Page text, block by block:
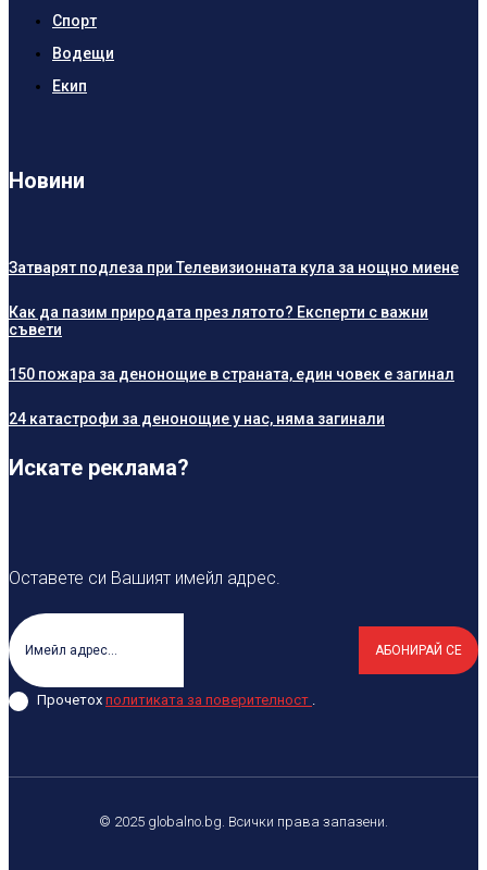
Спорт
Водещи
Екип
Новини
Затварят подлеза при Телевизионната кула за нощно миене
Как да пазим природата през лятото? Експерти с важни
съвети
150 пожара за денонощие в страната, един човек е загинал
24 катастрофи за денонощие у нас, няма загинали
Искате реклама?
Оставете си Вашият имейл адрес.
АБОНИРАЙ СЕ
Прочетох политиката за поверителност .
© 2025 globalno.bg. Всички права запазени.